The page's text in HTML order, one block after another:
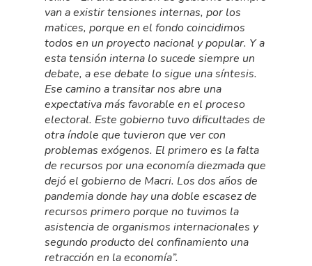
van a existir tensiones internas, por los
matices, porque en el fondo coincidimos
todos en un proyecto nacional y popular. Y a
esta tensión interna lo sucede siempre un
debate, a ese debate lo sigue una síntesis.
Ese camino a transitar nos abre una
expectativa más favorable en el proceso
electoral. Este gobierno tuvo dificultades de
otra índole que tuvieron que ver con
problemas exógenos. El primero es la falta
de recursos por una economía diezmada que
dejó el gobierno de Macri. Los dos años de
pandemia donde hay una doble escasez de
recursos primero porque no tuvimos la
asistencia de organismos internacionales y
segundo producto del confinamiento una
retracción en la economía”.